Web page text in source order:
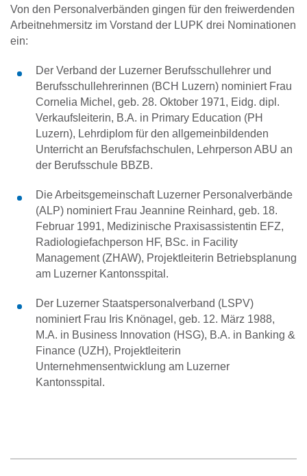
Von den Personalverbänden gingen für den freiwerdenden
Arbeitnehmersitz im Vorstand der LUPK drei Nominationen
ein:
Der Verband der Luzerner Berufsschullehrer und
Berufsschullehrerinnen (BCH Luzern) nominiert Frau
Cornelia Michel, geb. 28. Oktober 1971, Eidg. dipl.
Verkaufsleiterin, B.A. in Primary Education (PH
Luzern), Lehrdiplom für den allgemeinbildenden
Unterricht an Berufsfachschulen, Lehrperson ABU an
der Berufsschule BBZB.
Die Arbeitsgemeinschaft Luzerner Personalverbände
(ALP) nominiert Frau Jeannine Reinhard, geb. 18.
Februar 1991, Medizinische Praxisassistentin EFZ,
Radiologiefachperson HF, BSc. in Facility
Management (ZHAW), Projektleiterin Betriebsplanung
am Luzerner Kantonsspital.
Der Luzerner Staatspersonalverband (LSPV)
nominiert Frau Iris Knönagel, geb. 12. März 1988,
M.A. in Business Innovation (HSG), B.A. in Banking &
Finance (UZH), Projektleiterin
Unternehmensentwicklung am Luzerner
Kantonsspital.